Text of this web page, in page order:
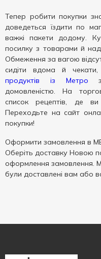
Тепер робити покупки
доведеться їздити по
важкі пакети додому.
посилку з товарами й
Обмеження за вагою
сидіти вдома й
продуктів із Метро
домовленістю. На
список рецептів, де
Переходьте на сайт
покупки!
Оформити замовлення в
Оберіть доставку Новою
оформлення замовлення.
були доставлені вам або